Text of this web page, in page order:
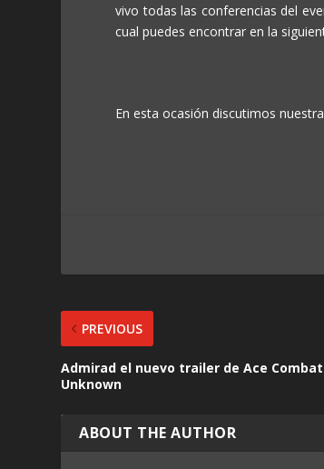
vivo todas las conferencias del
cual puedes encontrar en la
En esta ocasión discutimos
PREVIOUS
Admirad el nuevo trailer de Ace Combat
Unknown
ABOUT THE AUTHOR